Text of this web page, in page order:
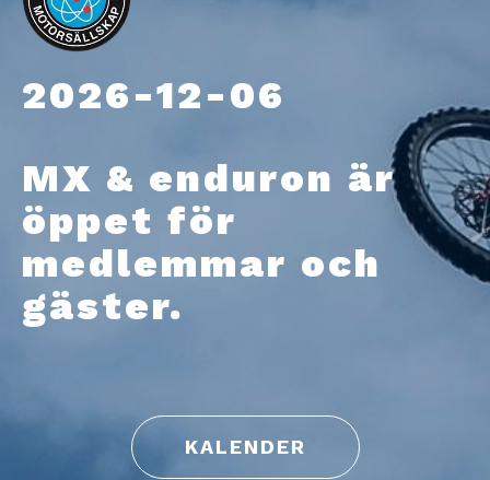
2026-12-06
MX & enduron är
öppet för
medlemmar och
gäster.
KALENDER